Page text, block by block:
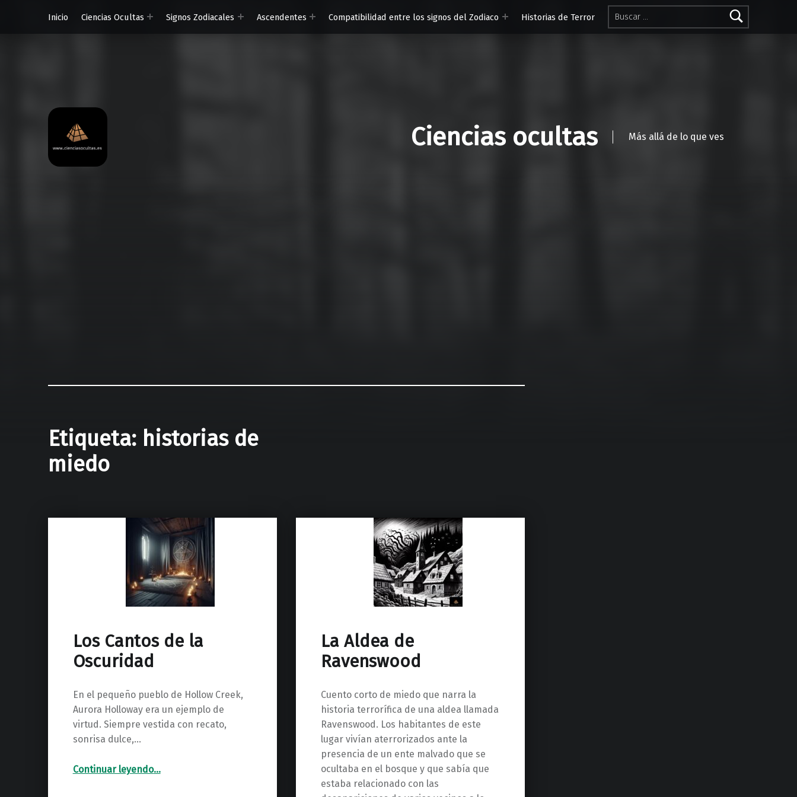
Buscar:
Inicio
Ciencias Ocultas Signos Zodiacales Ascendentes Compatibilidad entre los signos del Zodiaco Historias de Terror
Ciencias ocultas Más allá de lo que ves
Etiqueta: historias de
miedo
Los Cantos de la
Oscuridad
En el pequeño pueblo de Hollow Creek,
Aurora Holloway era un ejemplo de
virtud. Siempre vestida con recato,
sonrisa dulce,…
Continuar leyendo…
La Aldea de
Ravenswood
Cuento corto de miedo que narra la
historia terrorífica de una aldea llamada
Ravenswood. Los habitantes de este
lugar vivían aterrorizados ante la
presencia de un ente malvado que se
ocultaba en el bosque y que sabía que
estaba relacionado con las